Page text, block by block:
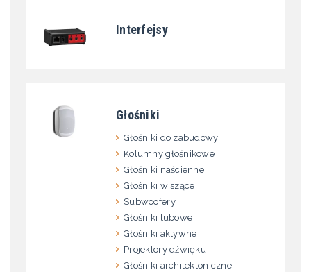
Interfejsy
Głośniki
Głośniki do zabudowy
Kolumny głośnikowe
Głośniki naścienne
Głośniki wiszące
Subwoofery
Głośniki tubowe
Głośniki aktywne
Projektory dźwięku
Głośniki architektoniczne